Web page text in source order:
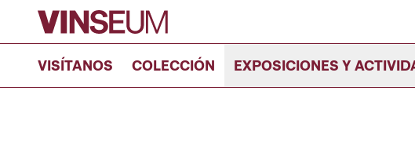
Ir al contenido
VISÍTANOS COLECCIÓN EXPOSICIONES Y